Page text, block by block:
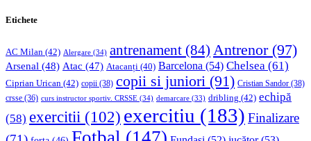
Etichete
AC Milan (42) Alergare (34) antrenament (84) Antrenor(97)
Arsenal (48) Atac (47) Atacanți (40) Barcelona (54) Chelsea (61)
Ciprian Urican (42) copii (38) copii si juniori (91) Cristian Sandor (38)
crsse (36) curs instructor sportiv. CRSSE (34) demarcare (33) dribling (42) echipă
(58) exercitii (102) exercitiu (183) Finalizare